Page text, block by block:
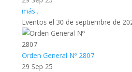
más...
Eventos el 30 de septiembre de
Orden General Nº 2807
29 Sep 25